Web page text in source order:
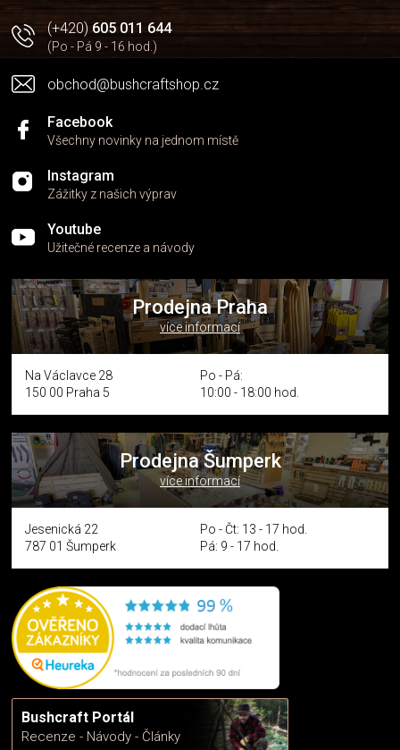
(+420)605 011 644
(Po - Pá 9 - 16 hod.)
obchod@bushcraftshop.cz
Facebook
Všechny novinky na jednom místě
Instagram
Zážitky z našich výprav
Youtube
Užitečné recenze a návody
Prodejna Praha
více informací
Na Václavce 28
150 00 Praha 5
Po - Pá:
10:00 - 18:00 hod.
Prodejna Šumperk
více informací
Jesenická 22
787 01 Šumperk
Po - Čt: 13 - 17 hod.
Pá: 9 - 17 hod.
Bushcraft Portál
Recenze - Návody - Články